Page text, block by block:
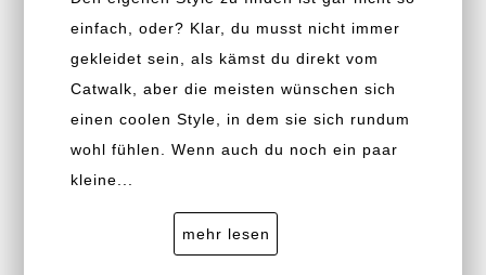
einfach, oder? Klar, du musst nicht immer
gekleidet sein, als kämst du direkt vom
Catwalk, aber die meisten wünschen sich
einen coolen Style, in dem sie sich rundum
wohl fühlen. Wenn auch du noch ein paar
kleine...
mehr lesen